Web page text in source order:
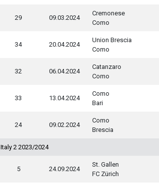
29 09.03.2024
Cremonese
Como
34 20.04.2024
Union Brescia
Como
32 06.04.2024
Catanzaro
Como
33 13.04.2024
Como
Bari
24 09.02.2024
Como
Brescia
Italy 2 2023/2024
5 24.09.2024
St. Gallen
FC Zürich